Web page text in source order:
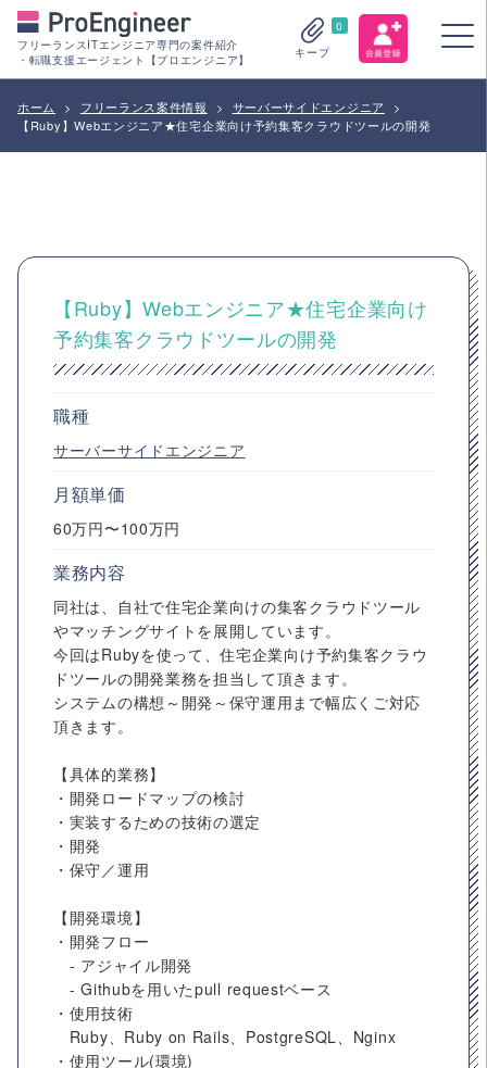
フリーランスITエンジニア専門の案件紹介
・転職支援エージェント【プロエンジニア】
0
キープ
ホーム > フリーランス案件情報 > サーバーサイドエンジニア
>
【Ruby】Webエンジニア★住宅企業向け予約集客クラウドツールの開発
【Ruby】Webエンジニア★住宅企業向け
予約集客クラウドツールの開発
職種
サーバーサイドエンジニア
月額単価
60万円〜100万円
業務内容
同社は、自社で住宅企業向けの集客クラウドツール
やマッチングサイトを展開しています。
今回はRubyを使って、住宅企業向け予約集客クラウ
ドツールの開発業務を担当して頂きます。
システムの構想～開発～保守運用まで幅広くご対応
頂きます。
【具体的業務】
・開発ロードマップの検討
・実装するための技術の選定
・開発
・保守／運用
【開発環境】
・開発フロー
- アジャイル開発
- Githubを用いたpull requestベース
・使用技術
Ruby、Ruby on Rails、PostgreSQL、Nginx
・使用ツール(環境)